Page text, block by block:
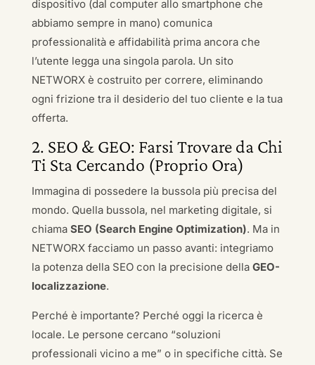
dispositivo (dal computer allo smartphone che
abbiamo sempre in mano) comunica
professionalità e affidabilità prima ancora che
l’utente legga una singola parola. Un sito
NETWORX è costruito per correre, eliminando
ogni frizione tra il desiderio del tuo cliente e la tua
offerta.
2. SEO & GEO: Farsi Trovare da Chi
Ti Sta Cercando (Proprio Ora)
Immagina di possedere la bussola più precisa del
mondo. Quella bussola, nel marketing digitale, si
chiama SEO (Search Engine Optimization). Ma in
NETWORX facciamo un passo avanti: integriamo
la potenza della SEO con la precisione della GEO-
localizzazione.
Perché è importante? Perché oggi la ricerca è
locale. Le persone cercano “soluzioni
professionali vicino a me” o in specifiche città. Se